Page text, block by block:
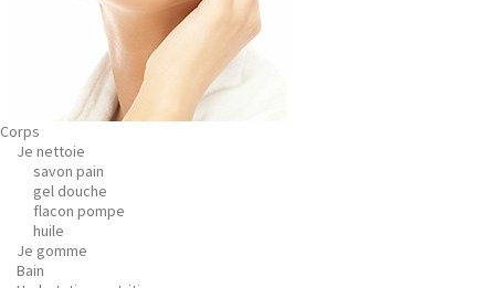
Corps
Je nettoie
savon pain
gel douche
flacon pompe
huile
Je gomme
Bain